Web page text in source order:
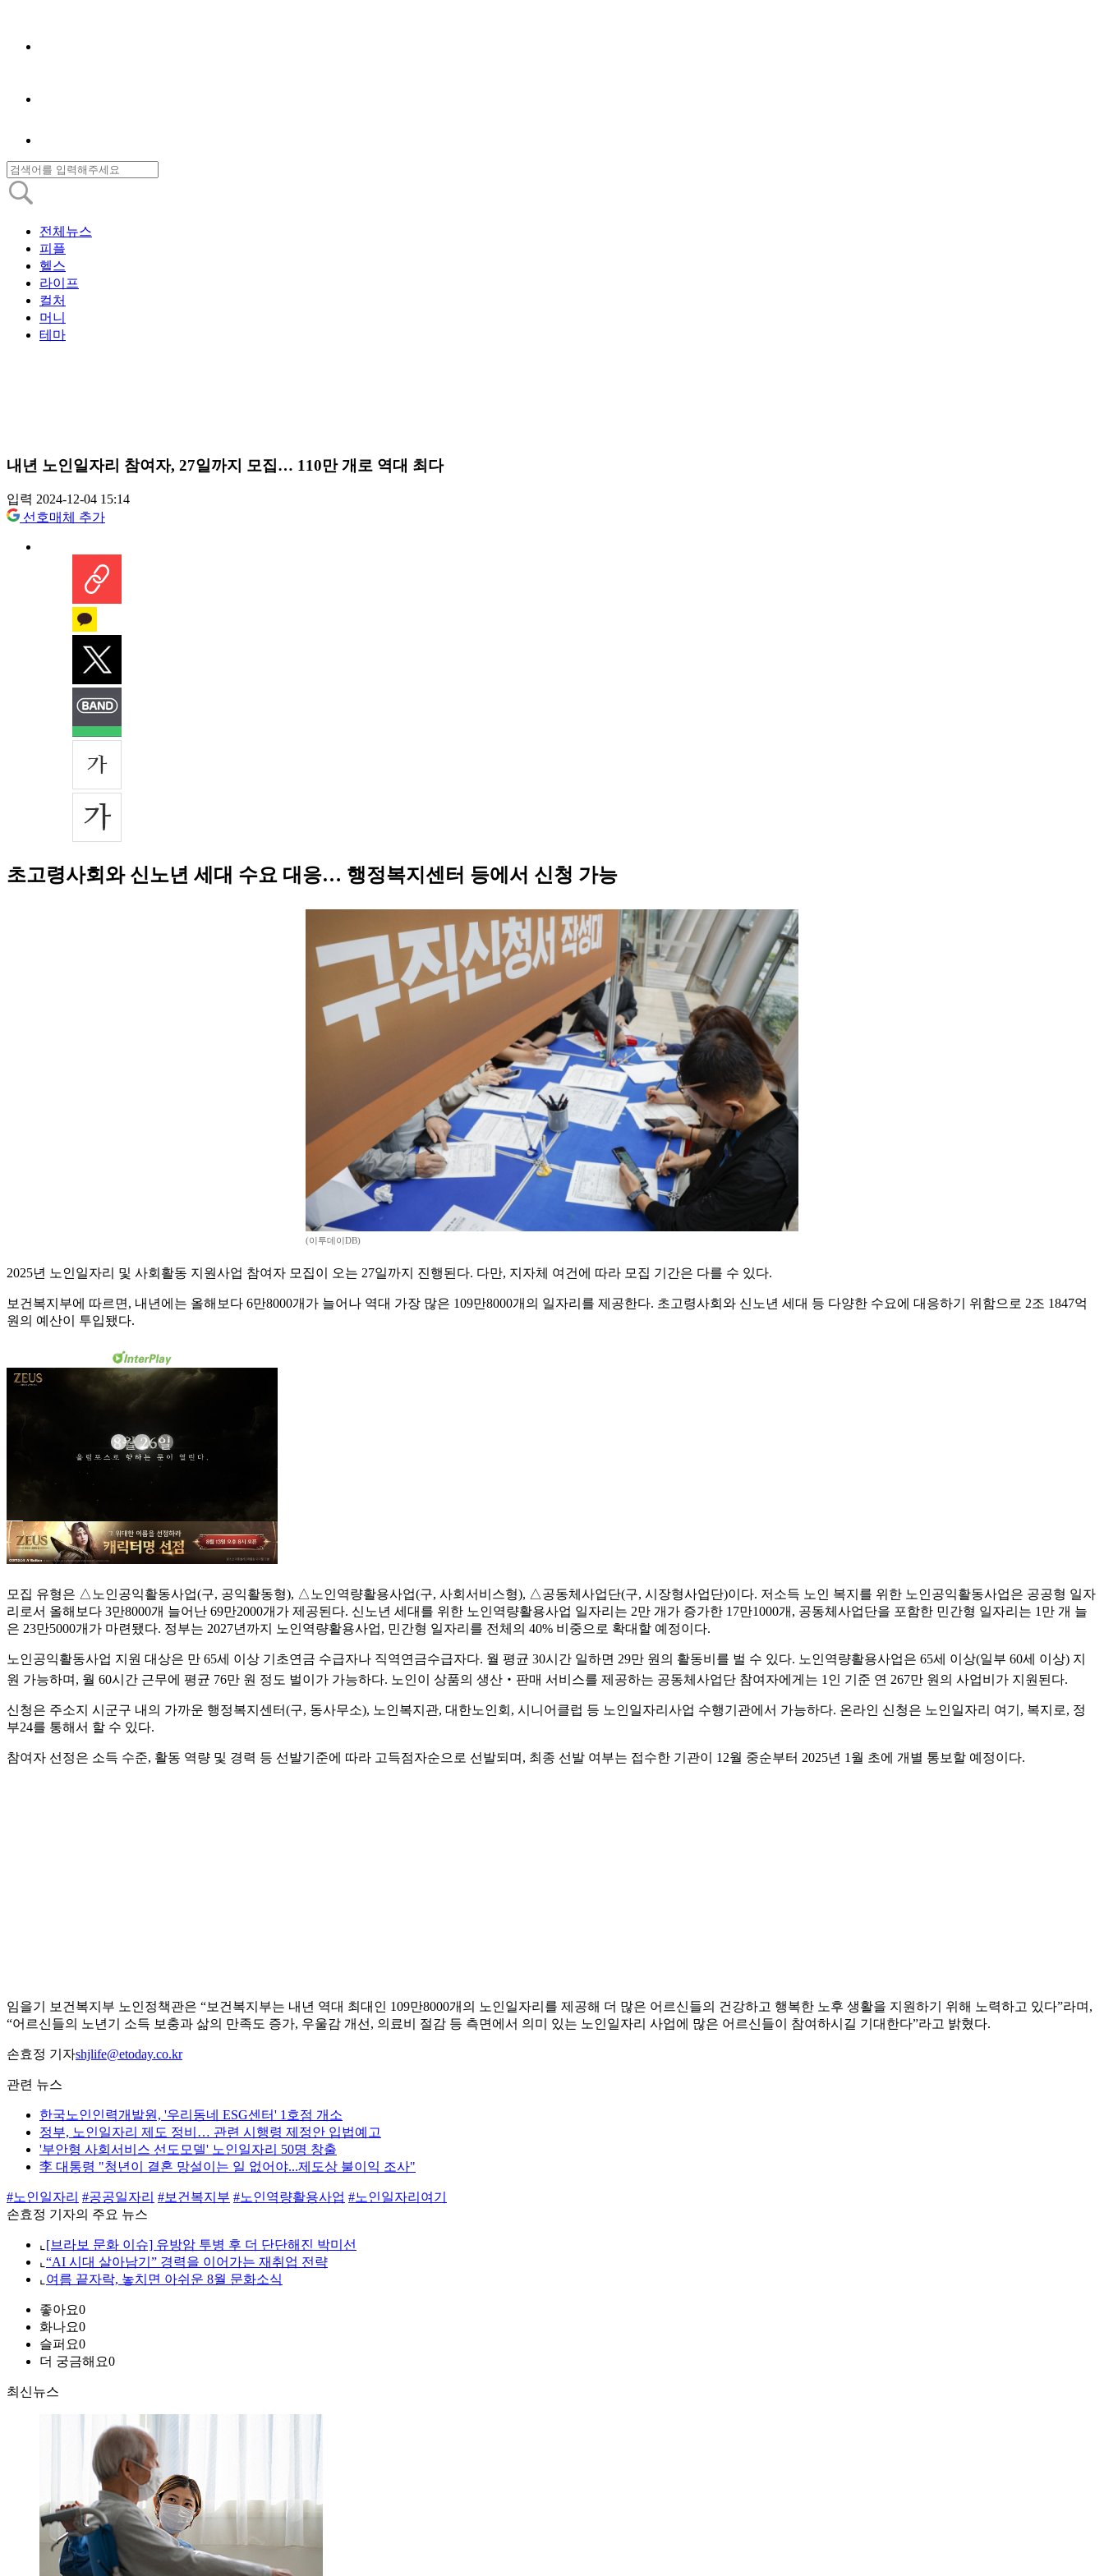
전체뉴스
피플
헬스
라이프
컬처
머니
테마
내년 노인일자리 참여자, 27일까지 모집… 110만 개로 역대 최다
입력 2024-12-04 15:14
선호매체 추가
초고령사회와 신노년 세대 수요 대응… 행정복지센터 등에서 신청 가능
(이투데이DB)
2025년 노인일자리 및 사회활동 지원사업 참여자 모집이 오는 27일까지 진행된다. 다만, 지자체 여건에 따라 모집 기간은 다를 수 있다.
보건복지부에 따르면, 내년에는 올해보다 6만8000개가 늘어나 역대 가장 많은 109만8000개의 일자리를 제공한다. 초고령사회와 신노년 세대 등 다양한 수요에 대응하기 위함으로 2조 1847억
원의 예산이 투입됐다.
모집 유형은 △노인공익활동사업(구, 공익활동형), △노인역량활용사업(구, 사회서비스형), △공동체사업단(구, 시장형사업단)이다. 저소득 노인 복지를 위한 노인공익활동사업은 공공형 일자
리로서 올해보다 3만8000개 늘어난 69만2000개가 제공된다. 신노년 세대를 위한 노인역량활용사업 일자리는 2만 개가 증가한 17만1000개, 공동체사업단을 포함한 민간형 일자리는 1만 개 늘
은 23만5000개가 마련됐다. 정부는 2027년까지 노인역량활용사업, 민간형 일자리를 전체의 40% 비중으로 확대할 예정이다.
노인공익활동사업 지원 대상은 만 65세 이상 기초연금 수급자나 직역연금수급자다. 월 평균 30시간 일하면 29만 원의 활동비를 벌 수 있다. 노인역량활용사업은 65세 이상(일부 60세 이상) 지
원 가능하며, 월 60시간 근무에 평균 76만 원 정도 벌이가 가능하다. 노인이 상품의 생산‧판매 서비스를 제공하는 공동체사업단 참여자에게는 1인 기준 연 267만 원의 사업비가 지원된다.
신청은 주소지 시군구 내의 가까운 행정복지센터(구, 동사무소), 노인복지관, 대한노인회, 시니어클럽 등 노인일자리사업 수행기관에서 가능하다. 온라인 신청은 노인일자리 여기, 복지로, 정
부24를 통해서 할 수 있다.
참여자 선정은 소득 수준, 활동 역량 및 경력 등 선발기준에 따라 고득점자순으로 선발되며, 최종 선발 여부는 접수한 기관이 12월 중순부터 2025년 1월 초에 개별 통보할 예정이다.
임을기 보건복지부 노인정책관은 “보건복지부는 내년 역대 최대인 109만8000개의 노인일자리를 제공해 더 많은 어르신들의 건강하고 행복한 노후 생활을 지원하기 위해 노력하고 있다”라며,
“어르신들의 노년기 소득 보충과 삶의 만족도 증가, 우울감 개선, 의료비 절감 등 측면에서 의미 있는 노인일자리 사업에 많은 어르신들이 참여하시길 기대한다”라고 밝혔다.
손효정 기자shjlife@etoday.co.kr
관련 뉴스
한국노인인력개발원, '우리동네 ESG센터' 1호점 개소
정부, 노인일자리 제도 정비… 관련 시행령 제정안 입법예고
'부안형 사회서비스 선도모델' 노인일자리 50명 창출
李 대통령 "청년이 결혼 망설이는 일 없어야...제도상 불이익 조사"
#노인일자리 #공공일자리 #보건복지부 #노인역량활용사업 #노인일자리여기
손효정 기자의 주요 뉴스
⌞ [브라보 문화 이슈] 유방암 투병 후 더 단단해진 박미선
⌞ “AI 시대 살아남기” 경력을 이어가는 재취업 전략
⌞ 여름 끝자락, 놓치면 아쉬운 8월 문화소식
좋아요0
화나요0
슬퍼요0
더 궁금해요0
최신뉴스